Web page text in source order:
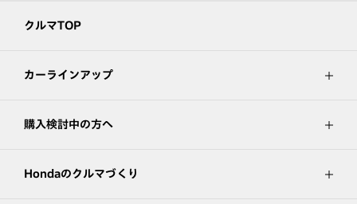
クルマTOP
カーラインアップ
購入検討中の方へ
Hondaのクルマづくり